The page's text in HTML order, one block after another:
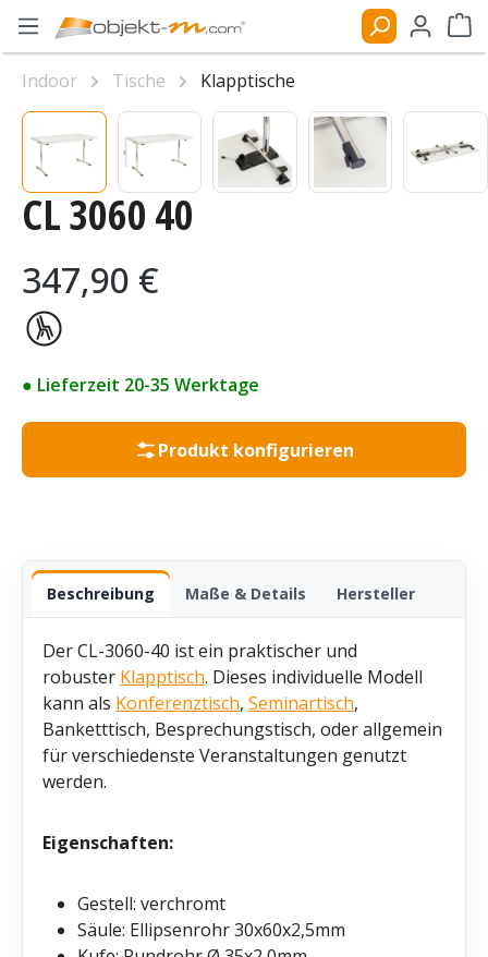
Zum Hauptinhalt springen
CL 3060 40
Regulärer Preis:
347,90 €
● Lieferzeit 20-35 Werktage
Produkt konfigurieren
Beschreibung Maße & Details Hersteller
Der CL-3060-40 ist ein praktischer und
robuster Klapptisch. Dieses individuelle Modell
kann als Konferenztisch, Seminartisch,
Banketttisch, Besprechungstisch, oder allgemein
für verschiedenste Veranstaltungen genutzt
werden.
Eigenschaften:
Gestell: verchromt
Säule: Ellipsenrohr 30x60x2,5mm
Indoor Tische
Klapptische
Bildergalerie überspringen